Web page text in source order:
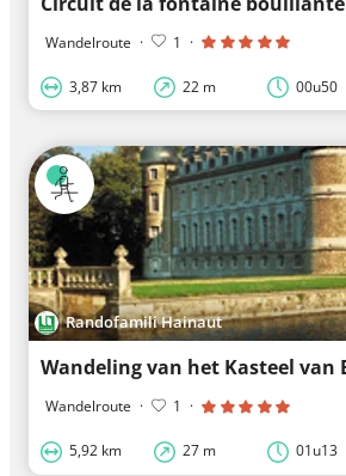
Wandelroute · 1 ·
3,87 km 22 m 00u50
Randofamili Hainaut
Wandeling van het Kasteel van
Wandelroute · 1 ·
5,92 km 27 m 01u13